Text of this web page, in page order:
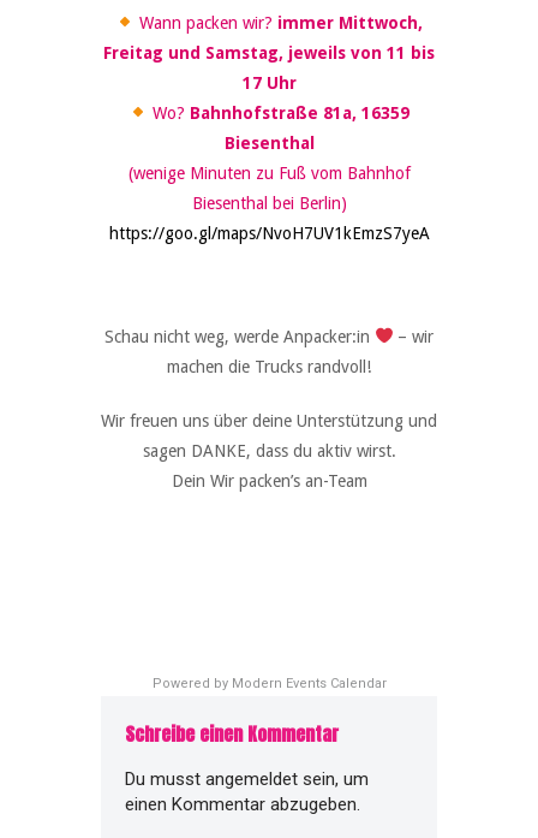
Wann packen wir? immer Mittwoch,
Freitag und Samstag, jeweils von 11 bis
17 Uhr
Wo? Bahnhofstraße 81a, 16359
Biesenthal
(wenige Minuten zu Fuß vom Bahnhof
Biesenthal bei Berlin)
https://goo.gl/maps/NvoH7UV1kEmzS7yeA
Schau nicht weg, werde Anpacker:in
– wir
machen die Trucks randvoll!
Wir freuen uns über deine Unterstützung und
sagen DANKE, dass du aktiv wirst.
Dein Wir packen’s an-Team
Powered by Modern Events Calendar
Schreibe einen Kommentar
Du musst angemeldet sein, um
einen Kommentar abzugeben.